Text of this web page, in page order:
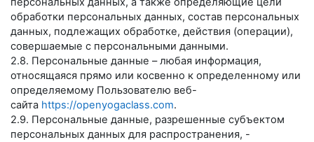
обработки персональных данных, состав персональных
данных, подлежащих обработке, действия (операции),
совершаемые с персональными данными.
2.8. Персональные данные – любая информация,
относящаяся прямо или косвенно к определенному или
определяемому Пользователю веб-
сайта https://openyogaclass.com.
2.9. Персональные данные, разрешенные субъектом
персональных данных для распространения, -